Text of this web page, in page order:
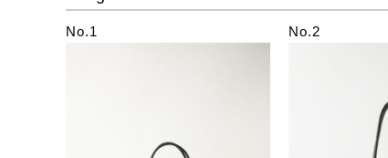
No.1 No.2